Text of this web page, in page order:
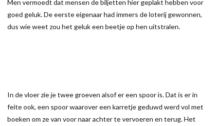
Men vermoedt dat mensen de biljetten hier geplakt hebben voor
goed geluk. De eerste eigenaar had immers de loterij gewonnen,
dus wie weet zou het geluk een beetje op hen uitstralen.
In de vloer zie je twee groeven alsof er een spoor is. Dat is er in
feite ook, een spoor waarover een karretje geduwd werd vol met
boeken om ze van voor naar achter te vervoeren en terug. Het